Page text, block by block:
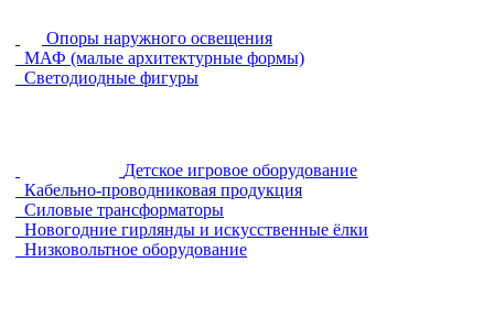
Опоры наружного освещения
МАФ (малые архитектурные формы)
Светодиодные фигуры
Детское игровое оборудование
Кабельно-проводниковая продукция
Силовые трансформаторы
Новогодние гирлянды и искусственные ёлки
Низковольтное оборудование